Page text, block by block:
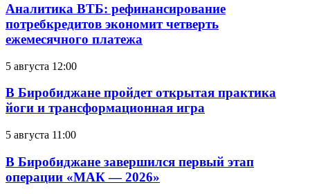
Аналитика ВТБ: рефинансирование
потребкредитов экономит четверть
ежемесячного платежа
5 августа 12:00
В Биробиджане пройдет открытая практика
йоги и трансформационная игра
5 августа 11:00
В Биробиджане завершился первый этап
операции «МАК — 2026»